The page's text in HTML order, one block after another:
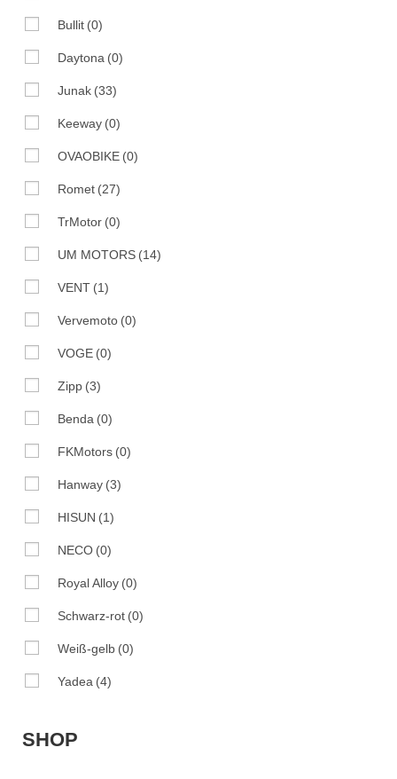
Bullit (0)
Daytona (0)
Junak (33)
Keeway (0)
OVAOBIKE (0)
Romet (27)
TrMotor (0)
UM MOTORS (14)
VENT (1)
Vervemoto (0)
VOGE (0)
Zipp (3)
Benda (0)
FKMotors (0)
Hanway (3)
HISUN (1)
NECO (0)
Royal Alloy (0)
Schwarz-rot (0)
Weiß-gelb (0)
Yadea (4)
SHOP